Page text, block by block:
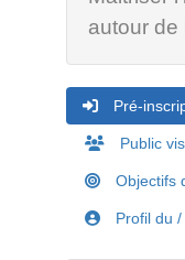
autour de
Pré-
Public
Objectifs
Profil du